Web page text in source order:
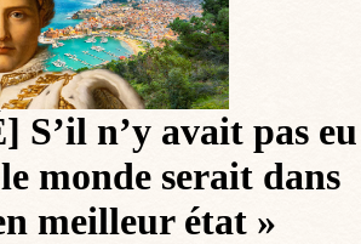
S’il n’y avait pas eu
monde serait dans
meilleur état »